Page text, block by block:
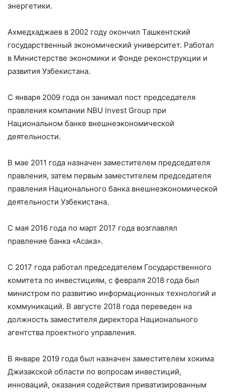
энергетики.
Ахмедхаджаев в 2002 году окончил Ташкентский
государственный экономический университет. Работал
в Министерстве экономики и Фонде реконструкции и
развития Узбекистана.
С января 2009 года он занимал пост председателя
правления компании NBU Invest Group при
Национальном банке внешнеэкономической
деятельности.
В мае 2011 года назначен заместителем председателя
правления, затем первым заместителем председателя
правления Национального банка внешнеэкономической
деятельности Узбекистана.
С мая 2016 года по март 2017 года возглавлял
правление банка «Асака».
C 2017 года работал председателем Государственного
комитета по инвестициям, с февраля 2018 года был
министром по развитию информационных технологий и
коммуникаций. В августе 2018 года переведен на
должность заместителя директора Национального
агентства проектного управления.
В январе 2019 года был назначен заместителем хокима
Джизакской области по вопросам инвестиций,
инноваций, оказания содействия приватизированным